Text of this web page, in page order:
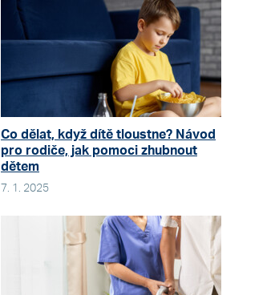
Co dělat, když dítě tloustne? Návod
pro rodiče, jak pomoci zhubnout
dětem
7. 1. 2025